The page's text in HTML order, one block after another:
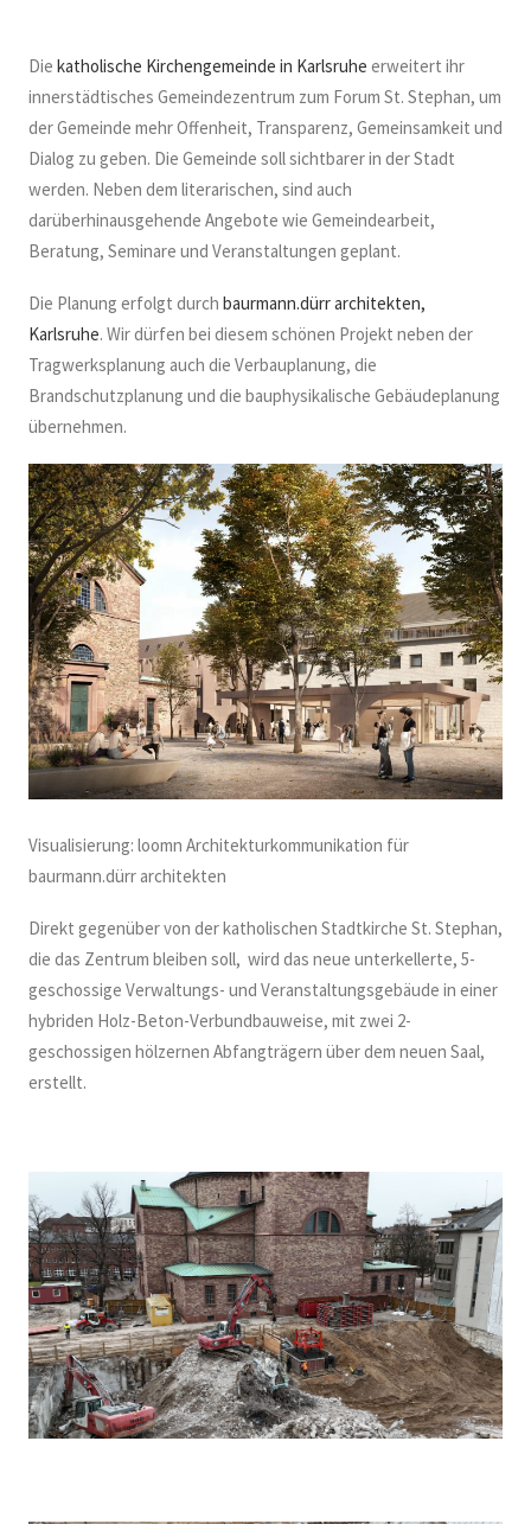
Die katholische Kirchengemeinde in Karlsruhe erweitert ihr
innerstädtisches Gemeindezentrum zum Forum St. Stephan, um
der Gemeinde mehr Offenheit, Transparenz, Gemeinsamkeit und
Dialog zu geben. Die Gemeinde soll sichtbarer in der Stadt
werden. Neben dem literarischen, sind auch
darüberhinausgehende Angebote wie Gemeindearbeit,
Beratung, Seminare und Veranstaltungen geplant.
Die Planung erfolgt durch baurmann.dürr architekten,
Karlsruhe. Wir dürfen bei diesem schönen Projekt neben der
Tragwerksplanung auch die Verbauplanung, die
Brandschutzplanung und die bauphysikalische Gebäudeplanung
übernehmen.
Visualisierung: loomn Architekturkommunikation für
baurmann.dürr architekten
Direkt gegenüber von der katholischen Stadtkirche St. Stephan,
die das Zentrum bleiben soll, wird das neue unterkellerte, 5-
geschossige Verwaltungs- und Veranstaltungsgebäude in einer
hybriden Holz-Beton-Verbundbauweise, mit zwei 2-
geschossigen hölzernen Abfangträgern über dem neuen Saal,
erstellt.